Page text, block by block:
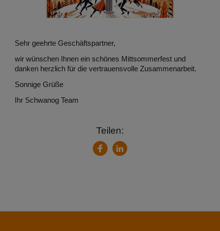
Sehr geehrte Geschäftspartner,
wir wünschen Ihnen ein schönes Mittsommerfest und
danken herzlich für die vertrauensvolle Zusammenarbeit.
Sonnige Grüße
Ihr Schwanog Team
Teilen:
FacebookLinkedIn